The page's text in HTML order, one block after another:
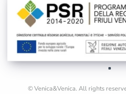
© Venica&Venica. All rights